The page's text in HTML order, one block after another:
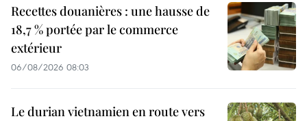
Recettes douanières : une hausse de
18,7 % portée par le commerce
extérieur
06/08/2026 08:03
Le durian vietnamien en route vers